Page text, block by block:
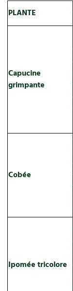
PLANTE
Capucine
grimpante
Cobée
Ipomée tricolore